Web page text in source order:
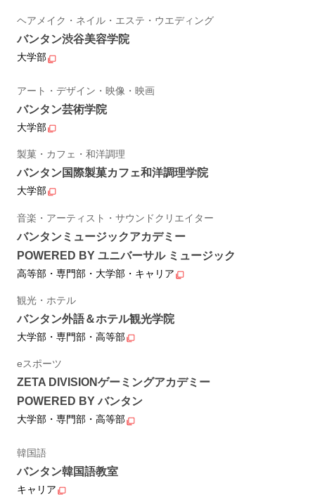
ヘアメイク・ネイル・エステ・ウエディング
バンタン渋谷美容学院
大学部
アート・デザイン・映像・映画
バンタン芸術学院
大学部
製菓・カフェ・和洋調理
バンタン国際製菓カフェ和洋調理学院
大学部
音楽・アーティスト・サウンドクリエイター
バンタンミュージックアカデミー
POWERED BY ユニバーサル ミュージック
高等部・専門部・大学部・キャリア
観光・ホテル
バンタン外語＆ホテル観光学院
大学部・専門部・高等部
eスポーツ
ZETA DIVISIONゲーミングアカデミー
POWERED BY バンタン
大学部・専門部・高等部
韓国語
バンタン韓国語教室
キャリア